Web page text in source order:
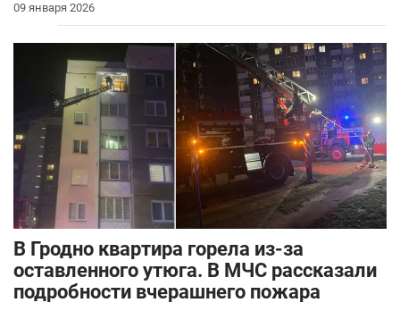
09 января 2026
В Гродно квартира горела из-за
оставленного утюга. В МЧС рассказали
подробности вчерашнего пожара